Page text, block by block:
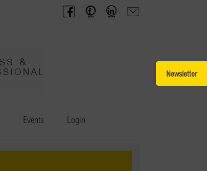
BPW
Austria
Offenes
Frauennetzwerk
BPW
Gruppe
Anfrage
schicken
Events Login
Sliding